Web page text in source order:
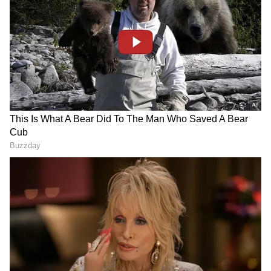
ಕೆ.ಆರ್ ರಸ್ತೆ-ಕಬ್ಬನ್ ರಸ್ತೆ ಜಂಕ್ಷನ್‌ನಿಂದ (KR Road-
Cubbon Road Junction) ಕಾಮರಾಜ್ ರಸ್ತೆ ಮೂಲಕ
ಡಿಕನ್ಸನ್ ಜಂಕ್ಷನ್ (Dickenson Junction) ಕಡೆಗೆ
ಬೆಂಗಳೂರಿನಲ್ಲಿ ಡಿ-ಮಾರ್ಟ್
ಸಾಮ್ರಾಜ್ಯ ವಿಸ್ತರಣೆ: ₹106 ಕೋಟಿ
ವೆಚ್ಚದಲ್ಲಿ ಬೃಹತ್ ಕಟ್ಟಡ ಖರೀದಿ!
ನಾಳೆ, ನಾಡಿದ್ದು ಈ ಪ್ರದೇಶಗಳಲ್ಲಿ
ವಿದ್ಯುತ್​ ಕಡಿತ: ದಿನಪೂರ್ತಿ ಇರಲ್ಲ
ಕರೆಂಟ್​ - ನಿಮ್​ ಏರಿಯಾ ಇದ್ಯಾ
ಚೆಕ್​ ಮಾಡಿಕೊಳ್ಳಿ
Bengaluru: ನಾಗಸಂದ್ರ ಮೆಟ್ರೋ
ನಿಲ್ದಾಣದ ತುರ್ತು ನಿರ್ಗಮನ
ದ್ವಾರದಲ್ಲಿ ಶಾರ್ಟ್ ಸಕ್ಯೂಟ್
ಹಾಲಿನ ಕಲಬೆರಕೆ, ಕಬಾಬ್‌ಗೆ
ವಿಷಕಾರಿ ಬಣ್ಣ ಬಳಸುವವರಿಗೆ
ಆರೋಗ್ಯ ಸಚಿವ ಖಾದರ್ ಖಡಕ್
ವಾರ್ನಿಂಗ್!